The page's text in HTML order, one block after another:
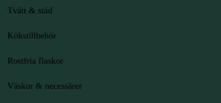
Tvätt & städ
Kökstillbehör
Rostfria flaskor
Väskor & necessärer